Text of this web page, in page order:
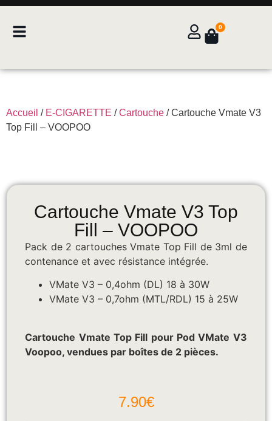
0
Accueil / E-CIGARETTE /Cartouche / Cartouche Vmate V3
Top Fill – VOOPOO
Cartouche Vmate V3 Top
Fill – VOOPOO
Pack de 2 cartouches Vmate Top Fill de 3ml de
contenance et avec résistance intégrée.
VMate V3 – 0,4ohm (DL) 18 à 30W
VMate V3 – 0,7ohm (MTL/RDL) 15 à 25W
Cartouche Vmate Top Fill pour Pod VMate V3
Voopoo, vendues par boîtes de 2 pièces.
7.90€